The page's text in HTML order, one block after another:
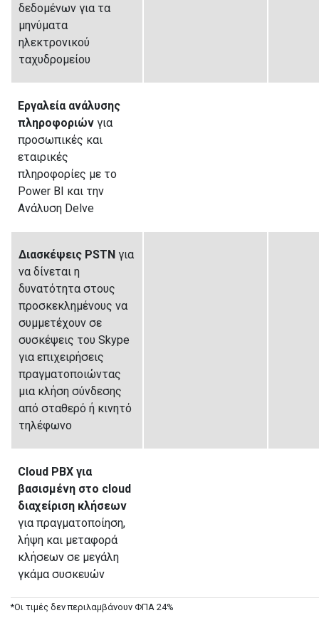
δεδομένων για τα
μηνύματα
ηλεκτρονικού
ταχυδρομείου
Εργαλεία ανάλυσης
πληροφοριών για
προσωπικές και
εταιρικές
πληροφορίες με το
Power BI και την
Ανάλυση Delve
Διασκέψεις PSTN για
να δίνεται η
δυνατότητα στους
προσκεκλημένους να
συμμετέχουν σε
συσκέψεις του Skype
για επιχειρήσεις
πραγματοποιώντας
μια κλήση σύνδεσης
από σταθερό ή κινητό
τηλέφωνο
Cloud PBX για
βασισμένη στο cloud
διαχείριση κλήσεων
για πραγματοποίηση,
λήψη και μεταφορά
κλήσεων σε μεγάλη
γκάμα συσκευών
*Οι τιμές δεν περιλαμβάνουν ΦΠΑ 24%